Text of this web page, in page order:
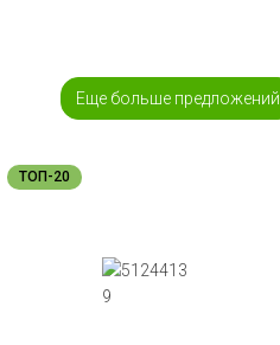
Еще больше предложений
ТОП-20